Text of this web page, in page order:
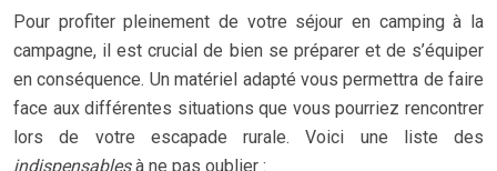
Pour profiter pleinement de votre séjour en camping à la
campagne, il est crucial de bien se préparer et de s’équiper
en conséquence. Un matériel adapté vous permettra de faire
face aux différentes situations que vous pourriez rencontrer
lors de votre escapade rurale. Voici une liste des
indispensablesà ne pas oublier :